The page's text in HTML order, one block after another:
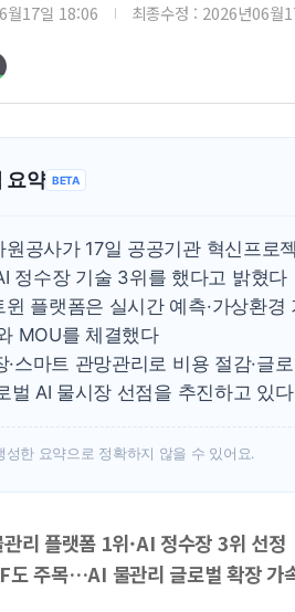
월17일 18:06 최종수정 : 2026년06월
요약 BETA
원공사가 17일 공공기관 혁신프로
정수장 기술 3위를 했다고 밝혔다
윈 플랫폼은 실시간 예측·가상환
MOU를 체결했다
·스마트 관망관리로 비용 절감·글
벌 AI 물시장 선점을 추진하고 있다
성한 요약으로 정확하지 않을 수 있어요.
리 플랫폼 1위·AI 정수장 3위 선정
도 주목…AI 물관리 글로벌 확장 가